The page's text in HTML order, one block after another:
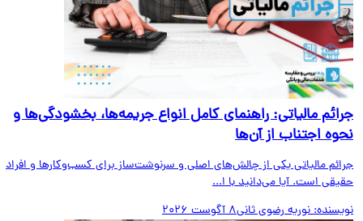
مالیاتی: راهنمای کامل انواع جریمه‌ها، بخشودگی‌ها و
اجتناب از آن‌ها
مالیاتی یکی از چالش‌های اصلی و سرنوشت‌ساز برای کسب‌وکارها و افراد
است. آیا می‌دانید با ا...
نوریه رضوی ثانی8 آگوست 2026